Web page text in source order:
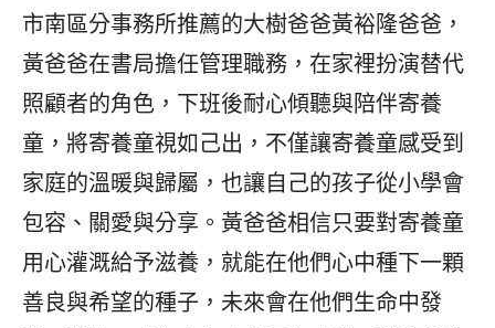
市南區分事務所推薦的大樹爸爸黃裕隆爸爸，
黃爸爸在書局擔任管理職務，在家裡扮演替代
照顧者的角色，下班後耐心傾聽與陪伴寄養
童，將寄養童視如己出，不僅讓寄養童感受到
家庭的溫暖與歸屬，也讓自己的孩子從小學會
包容、關愛與分享。黃爸爸相信只要對寄養童
用心灌溉給予滋養，就能在他們心中種下一顆
善良與希望的種子，未來會在他們生命中發